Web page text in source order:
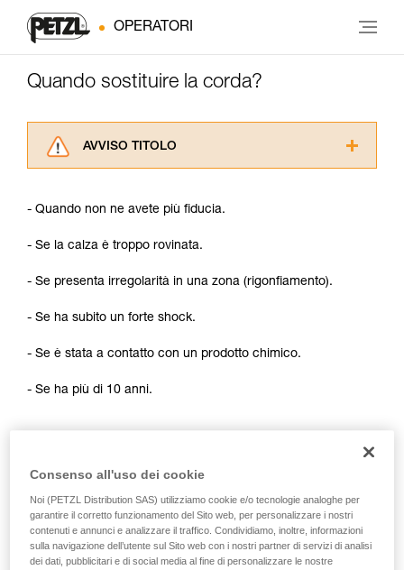
OPERATORI
Quando sostituire la corda?
AVVISO TITOLO
consultarlo. Dovete aver compreso le
capire queste ulteriori informazioni.
formazione ed un addestramento specifico.
capacità di rifare la manovra, da soli, in piena
Forniamo esempi di tecniche relative alla vostra
vengono qui descritte.
- Quando non ne avete più fiducia.
- Se la calza è troppo rovinata.
- Se presenta irregolarità in una zona (rigonfiamento).
- Se ha subito un forte shock.
- Se è stata a contatto con un prodotto chimico.
- Se ha più di 10 anni.
Consenso all'uso dei cookie
Noi (PETZL Distribution SAS) utilizziamo cookie e/o tecnologie analoghe per
garantire il corretto funzionamento del Sito web, per personalizzare i nostri
contenuti e annunci e analizzare il traffico. Condividiamo, inoltre, informazioni
sulla navigazione dell’utente sul Sito web con i nostri partner di servizi di analisi
dei dati, pubblicitari e di social media al fine di personalizzare le nostre